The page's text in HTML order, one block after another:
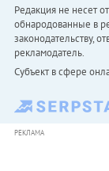
Редакция не несет
обнародованные в
законодательству,
рекламодатель.
Субъект в сфере
РЕКЛАМА